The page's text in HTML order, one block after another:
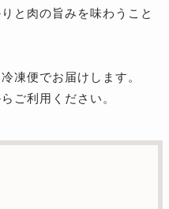
と肉の旨みを味わうこと
凍便でお届けします。
ご利用ください。